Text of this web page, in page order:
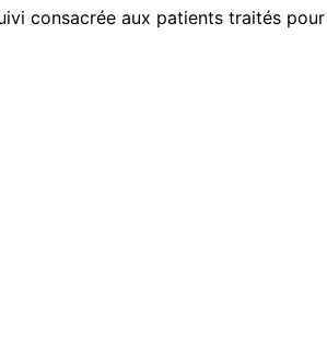
consacrée aux patients traités